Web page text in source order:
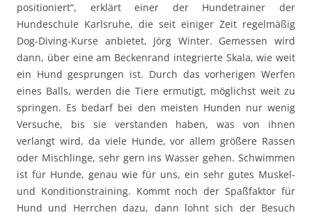
positioniert“, erklärt einer der Hundetrainer der
Hundeschule Karlsruhe, die seit einiger Zeit regelmäßig
Dog-Diving-Kurse anbietet, Jörg Winter. Gemessen wird
dann, über eine am Beckenrand integrierte Skala, wie weit
ein Hund gesprungen ist. Durch das vorherigen Werfen
eines Balls, werden die Tiere ermutigt, möglichst weit zu
springen. Es bedarf bei den meisten Hunden nur wenig
Versuche, bis sie verstanden haben, was von ihnen
verlangt wird, da viele Hunde, vor allem größere Rassen
oder Mischlinge, sehr gern ins Wasser gehen. Schwimmen
ist für Hunde, genau wie für uns, ein sehr gutes Muskel-
und Konditionstraining. Kommt noch der Spaßfaktor für
Hund und Herrchen dazu, dann lohnt sich der Besuch